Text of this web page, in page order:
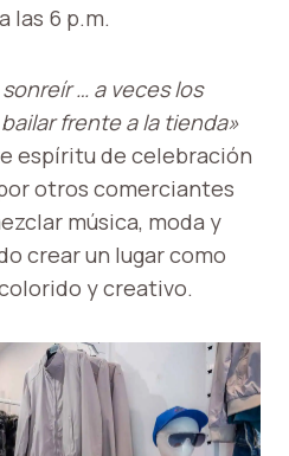
las 6 p.m.
… a veces los
frente a la tienda»
espíritu de celebración
otros comerciantes
música, moda y
crear un lugar como
y creativo.